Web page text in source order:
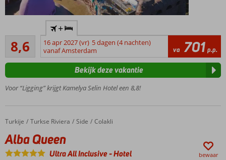
het
strand
Op ca. 500
winkelcentrum
carterestaurants
Een
8,6
Aanrader
63
beoordelingen
+
16 apr 2027 (vr) 5 dagen (4 nachten)
vanaf Amsterdam
va 701 p.p.
Voor “Ligging” krijgt Kamelya Selin Hotel een 8,8!
Bekijk deze vakantie
Home
Turkije Turkse Riviera Side Colakli
Alba Queen
Alba Queen
Ultra All Inclusive-Hotel bewaar